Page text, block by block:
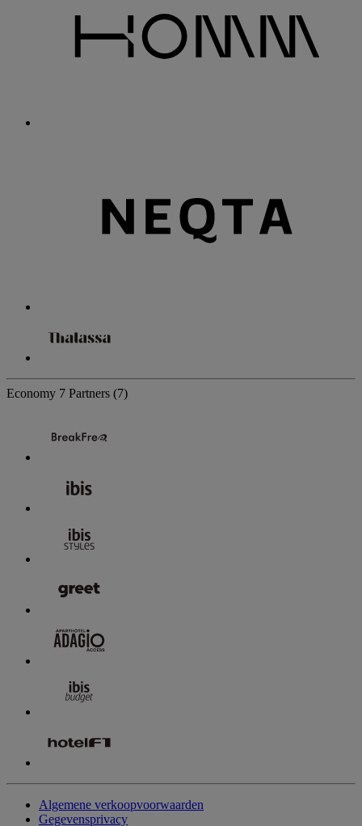
Economy 7 Partners (7)
Algemene verkoopvoorwaarden
Gegevensprivacy